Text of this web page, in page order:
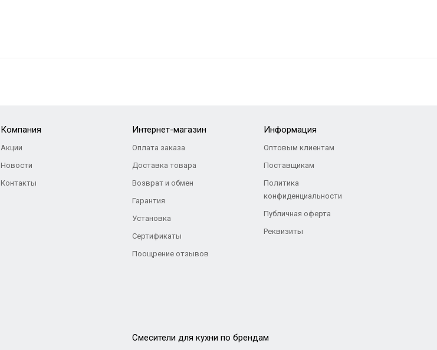
Компания
Акции
Новости
Контакты
Интернет-магазин
Оплата заказа
Доставка товара
Возврат и обмен
Гарантия
Установка
Сертификаты
Поощрение отзывов
Информация
Оптовым клиентам
Поставщикам
Политика
конфиденциальности
Публичная оферта
Реквизиты
Cмесители для кухни по брендам